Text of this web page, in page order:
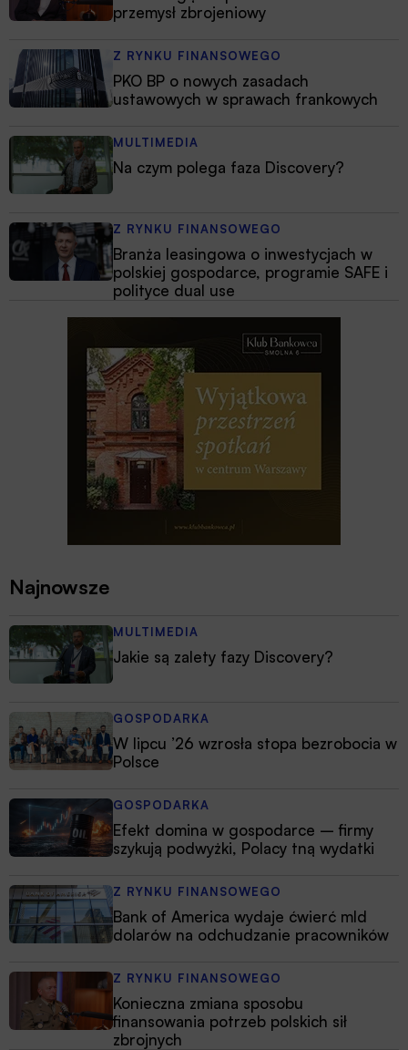
przemysł zbrojeniowy
Z RYNKU FINANSOWEGO
PKO BP o nowych zasadach
ustawowych w sprawach frankowych
MULTIMEDIA
Na czym polega faza Discovery?
Z RYNKU FINANSOWEGO
Branża leasingowa o inwestycjach w
polskiej gospodarce, programie SAFE i
polityce dual use
Najnowsze
MULTIMEDIA
Jakie są zalety fazy Discovery?
GOSPODARKA
W lipcu ’26 wzrosła stopa bezrobocia w
Polsce
GOSPODARKA
Efekt domina w gospodarce – firmy
szykują podwyżki, Polacy tną wydatki
Z RYNKU FINANSOWEGO
Bank of America wydaje ćwierć mld
dolarów na odchudzanie pracowników
Z RYNKU FINANSOWEGO
Konieczna zmiana sposobu
finansowania potrzeb polskich sił
zbrojnych